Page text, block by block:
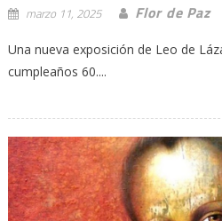
marzo 11, 2025 Flor de Paz
Una nueva exposición de Leo de
cumpleaños 60....